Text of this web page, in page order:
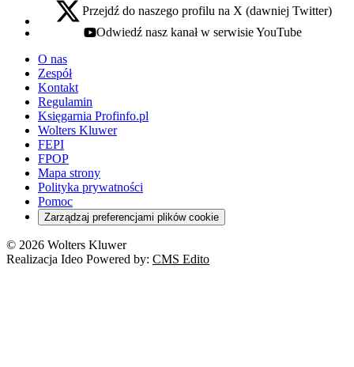
x - otwiera się w nowej karcie
Przejdź do naszego profilu na X (dawniej Twitter)
youtube - otwiera się w nowej karcie
Odwiedź nasz kanał w serwisie YouTube
O nas
Zespół
Kontakt
Regulamin
Księgarnia Profinfo.pl
Wolters Kluwer
FEPI
FPOP
Mapa strony
Polityka prywatności
Pomoc
Zarządzaj preferencjami plików cookie
© 2026 Wolters Kluwer
Realizacja Ideo Powered by: CMS Edito